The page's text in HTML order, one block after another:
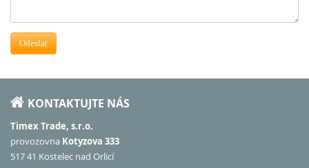
Odeslat
KONTAKTUJTE NÁS
Timex Trade, s.r.o.
provozovna Kotyzova 333
517 41 Kostelec nad Orlicí